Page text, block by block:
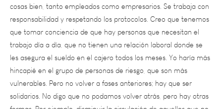
que tomar conciencia de que hay personas que necesitan el
trabajo día a día, que no tienen una relación laboral donde se
les asegura el sueldo en el cajero todos los meses. Yo haría más
hincapié en el grupo de personas de riesgo, que son más
vulnerables. Pero no volver a fases anteriores; hay que ser
solidarios. No digo que no podamos volver atrás, pero hay otras
formas. Por ejemplo, disminuir la circulación de aquellos que no